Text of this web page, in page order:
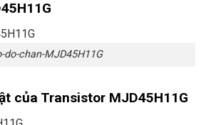
do-chan-MJD45H11G
của Transistor MJD45H11G